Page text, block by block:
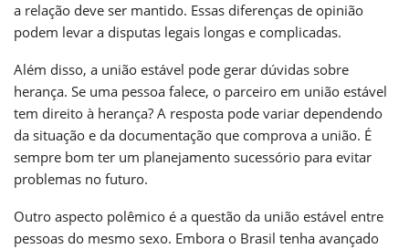
a relação deve ser mantido. Essas diferenças de opinião
podem levar a disputas legais longas e complicadas.
Além disso, a união estável pode gerar dúvidas sobre
herança. Se uma pessoa falece, o parceiro em união estável
tem direito à herança? A resposta pode variar dependendo
da situação e da documentação que comprova a união. É
sempre bom ter um planejamento sucessório para evitar
problemas no futuro.
Outro aspecto polêmico é a questão da união estável entre
pessoas do mesmo sexo. Embora o Brasil tenha avançado